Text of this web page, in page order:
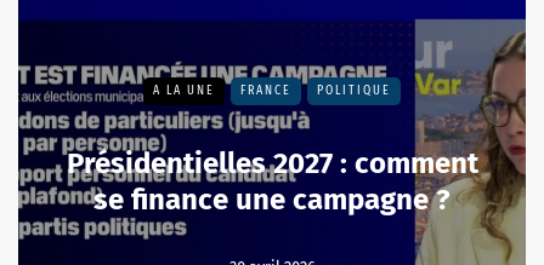
A LA UNE FRANCE POLITIQUE
Présidentielles 2027 : comment
se finance une campagne ?